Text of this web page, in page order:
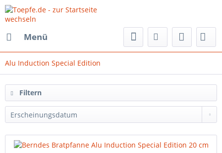
Menü
Alu Induction Special Edition
Filtern